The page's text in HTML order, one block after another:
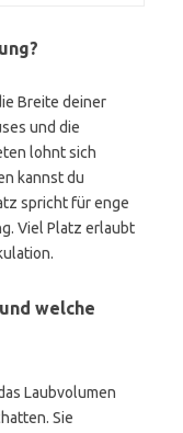
Breite deiner
und die
lohnt sich
kannst du
spricht für enge
Viel Platz erlaubt
welche
Laubvolumen
Sie